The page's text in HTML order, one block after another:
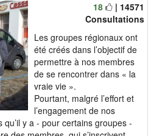
18
| 14571
Consultations
Les groupes régionaux ont
été créés dans l’objectif de
permettre à nos membres
de se rencontrer dans « la
vraie vie ».
Pourtant, malgré l’effort et
l’engagement de nos
y a - pour certains groupes -